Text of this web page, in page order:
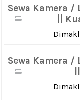
Sewa Kamera /
||
Sewa Kamera /